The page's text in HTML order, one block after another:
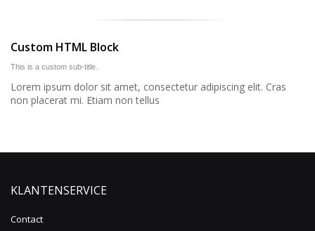
Custom HTML Block
This is a custom sub-title.
Lorem ipsum dolor sit amet, consectetur adipiscing elit. Cras
non placerat mi. Etiam non tellus
KLANTENSERVICE
Contact